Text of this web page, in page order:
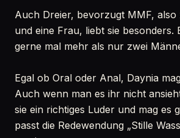
Auch Dreier, bevorzugt MMF, also
und eine Frau, liebt sie besonders.
gerne mal mehr als nur zwei
Egal ob Oral oder Anal, Daynia
Auch wenn man es ihr nicht
sie ein richtiges Luder und mag es
passt die Redewendung „Stille